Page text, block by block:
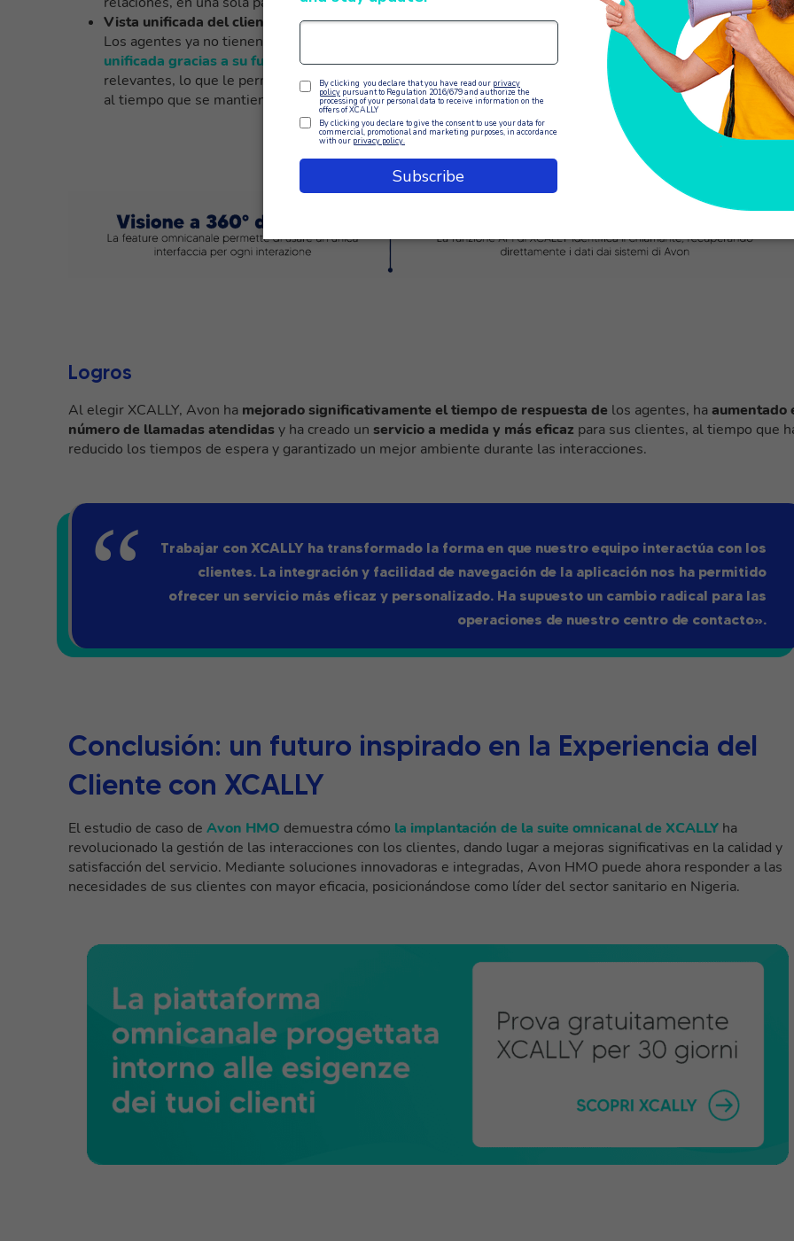
Vista unificada del cliente en 360° (apoyada por el Panel Omnicanal
Los agentes ya no tienen que cambiar de una plataforma a otra:
XCALLY mantiene todo en una interfaz
unificada gracias a su función Omnichannel. El agente tiene acceso instantáneo a todos los detalles
relevantes, lo que le permite gestionar consultas, reclamaciones y actualizaciones de pólizas de forma
al tiempo que se mantiene plenamente involucrado con la persona que llama en todo momento.
Logros
Al elegir XCALLY, Avon ha mejorado significativamente el tiempo de respuesta de los agentes, haaumentado
número de llamadas atendidasy ha creado un servicio a medida y más eficaz para sus clientes, al tiempo que
reducido los tiempos de espera y garantizado un mejor ambiente durante las interacciones.
Trabajar con XCALLY ha transformado la forma en que nuestro equipo interactúa con los
clientes. La integración y facilidad de navegación de la aplicación nos ha permitido
ofrecer un servicio más eficaz y personalizado. Ha supuesto un cambio radical para las
operaciones de nuestro centro de contacto».
Conclusión: un futuro inspirado en la Experiencia del
Cliente con XCALLY
El estudio de caso de Avon HMO demuestra cómo la implantación de la suite omnicanal de XCALLY ha
revolucionado la gestión de las interacciones con los clientes, dando lugar a mejoras significativas en la calidad y
satisfacción del servicio. Mediante soluciones innovadoras e integradas, Avon HMO puede ahora responder a las
necesidades de sus clientes con mayor eficacia, posicionándose como líder del sector sanitario en Nigeria.